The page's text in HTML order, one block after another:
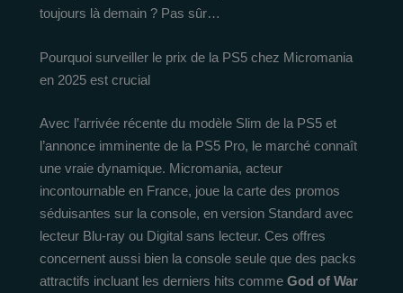
toujours là demain ? Pas sûr…
Pourquoi surveiller le prix de la PS5 chez Micromania
en 2025 est crucial
Avec l’arrivée récente du modèle Slim de la PS5 et
l’annonce imminente de la PS5 Pro, le marché connaît
une vraie dynamique. Micromania, acteur
incontournable en France, joue la carte des promos
séduisantes sur la console, en version Standard avec
lecteur Blu-ray ou Digital sans lecteur. Ces offres
concernent aussi bien la console seule que des packs
attractifs incluant les derniers hits comme God of War